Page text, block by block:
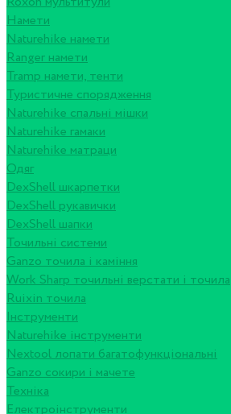
Намети
Naturehike намети
Ranger намети
Tramp намети, тенти
Туристичне спорядження
Naturehike спальні мішки
Naturehike гамаки
Naturehike матраци
Одяг
DexShell шкарпетки
DexShell рукавички
DexShell шапки
Точильні системи
Ganzo точила і каміння
Work Sharp точильні верстати і точила
Ruixin точила
Інструменти
Naturehike інструменти
Nextool лопати багатофункціональні
Ganzo сокири і мачете
Техніка
Електроінструменти